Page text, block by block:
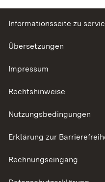
Informationsseite zu
Übersetzungen
Impressum
Rechtshinweise
Nutzungsbedingungen
Erklärung zur
Rechnungseingang